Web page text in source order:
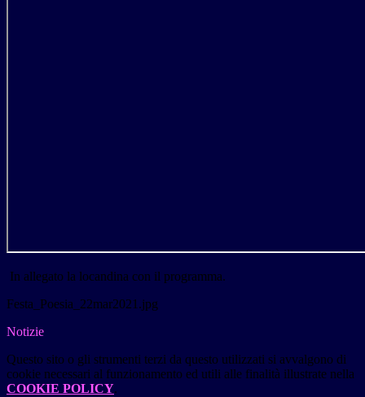
In allegato la locandina con il programma.
Festa_Poesia_22mar2021.jpg
Notizie
Questo sito o gli strumenti terzi da questo utilizzati si avvalgono di
cookie necessari al funzionamento ed utili alle finalità illustrate nella
COOKIE POLICY.